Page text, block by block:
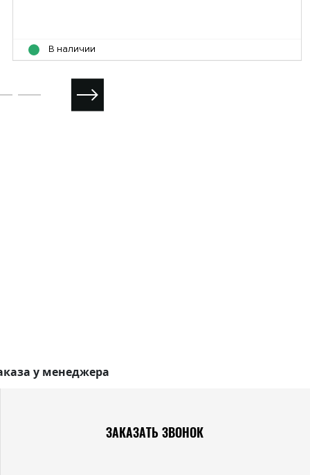
В наличии
у менеджера
ЗАКАЗАТЬ ЗВОНОК